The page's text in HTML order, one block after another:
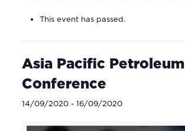
This event has passed.
Asia Pacific Petroleum
Conference
14/09/2020- 16/09/2020